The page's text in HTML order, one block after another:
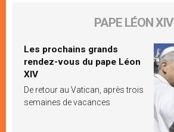
PAPE LÉON XIV
Les prochains grands
rendez-vous du pape Léon
XIV
De retour au Vatican, après trois
semaines de vacances